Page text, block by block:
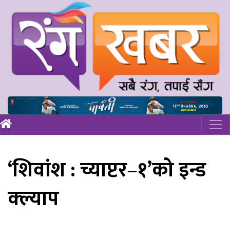
‘शिवांश : च्याप्टर–१’को इन्ड
क्ल्याप